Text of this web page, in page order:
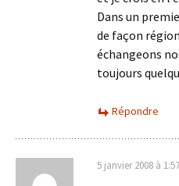
Dans un
de façon
échangeons
toujours
Répondre
5 janvier 2008 à